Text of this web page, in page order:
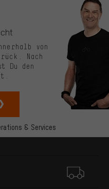
& Services
von
Nach
Du den